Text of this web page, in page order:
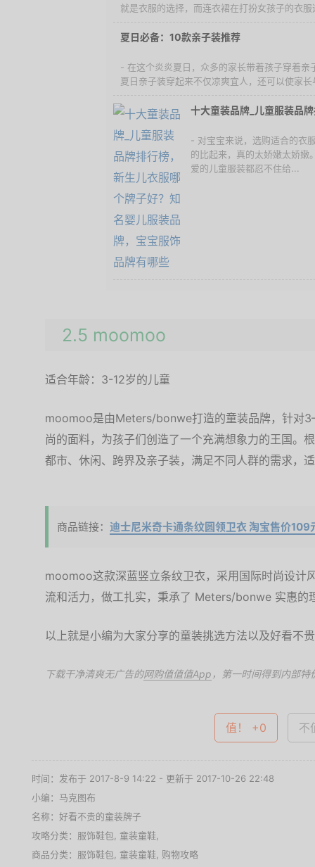
就是衣服的选择，而连衣裙在打扮女孩子的衣
夏日必备：10款亲子装推荐
- 在这个炎炎夏日，众多的家长带着孩子穿着亲
夏日亲子装穿起来不仅凉爽宜人，还可以使家
十大童装品牌_儿童服装品
- 对宝宝来说，选购适合的衣
的比起来，真的太娇嫩太娇嫩
爱的儿童服装都忍不住给...
2.5 moomoo
适合年龄：3-12岁的儿童
moomoo是由Meters/bonwe打造的童装品牌，针对
尚的面料，为孩子们创造了一个充满想象力的王国。
都市、休闲、跨界及亲子装，满足不同人群的需求，
商品链接： 迪士尼米奇卡通条纹圆领卫衣 淘宝售价109
moomoo这款深蓝竖立条纹卫衣，采用国际时尚设计
流和活力，做工扎实，秉承了 Meters/bonwe 实惠的
以上就是小编为大家分享的童装挑选方法以及好看不
下载干净清爽无广告的网购值值值App ，第一时间得到内部特
值！ +0 不
时间：发布于 2017-8-9 14:22 - 更新于 2017-10-26 22:48
小编：马克图布
名称： 好看不贵的童装牌子
攻略分类： 服饰鞋包 童装童鞋
商品分类： 服饰鞋包 童装童鞋 购物攻略